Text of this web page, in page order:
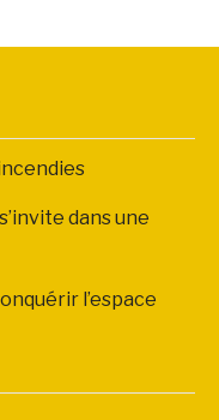
dans une
l’espace